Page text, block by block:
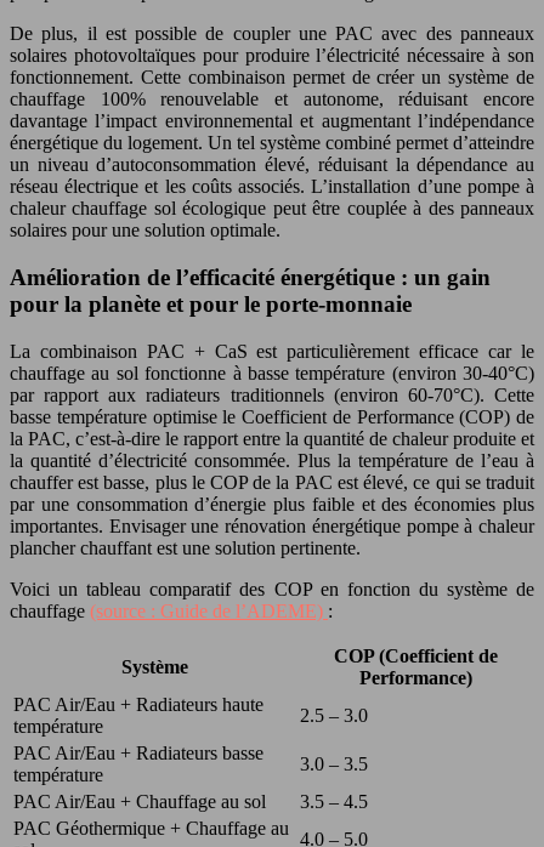
De plus, il est possible de coupler une PAC avec des panneaux
solaires photovoltaïques pour produire l’électricité nécessaire à son
fonctionnement. Cette combinaison permet de créer un système de
chauffage 100% renouvelable et autonome, réduisant encore
davantage l’impact environnemental et augmentant l’indépendance
énergétique du logement. Un tel système combiné permet d’atteindre
un niveau d’autoconsommation élevé, réduisant la dépendance au
réseau électrique et les coûts associés. L’installation d’une pompe à
chaleur chauffage sol écologique peut être couplée à des panneaux
solaires pour une solution optimale.
Amélioration de l’efficacité énergétique : un gain
pour la planète et pour le porte-monnaie
La combinaison PAC + CaS est particulièrement efficace car le
chauffage au sol fonctionne à basse température (environ 30-40°C)
par rapport aux radiateurs traditionnels (environ 60-70°C). Cette
basse température optimise le Coefficient de Performance (COP) de
la PAC, c’est-à-dire le rapport entre la quantité de chaleur produite et
la quantité d’électricité consommée. Plus la température de l’eau à
chauffer est basse, plus le COP de la PAC est élevé, ce qui se traduit
par une consommation d’énergie plus faible et des économies plus
importantes. Envisager une rénovation énergétique pompe à chaleur
plancher chauffant est une solution pertinente.
Voici un tableau comparatif des COP en fonction du système de
chauffage (source : Guide de l’ADEME) :
Système
COP (Coefficient de
Performance)
PAC Air/Eau + Radiateurs haute
température
2.5 – 3.0
PAC Air/Eau + Radiateurs basse
température
3.0 – 3.5
PAC Air/Eau + Chauffage au sol
3.5 – 4.5
PAC Géothermique + Chauffage au
4.0 – 5.0